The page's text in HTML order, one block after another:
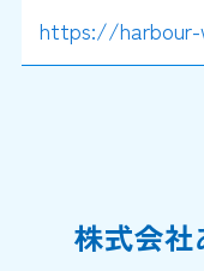
https://harbour-
株式会